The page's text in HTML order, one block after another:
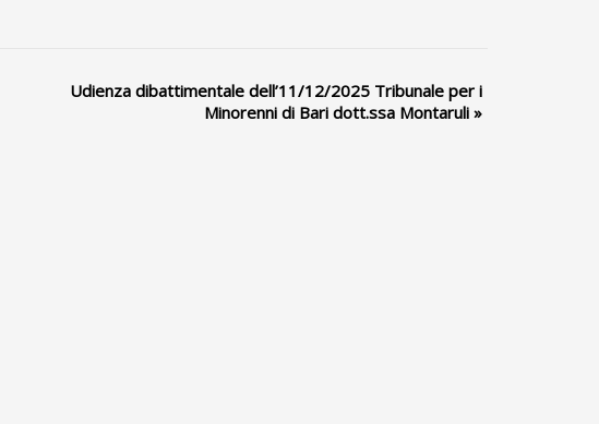
Udienza dibattimentale dell’11/12/2025 Tribunale per i
Minorenni di Bari dott.ssa Montaruli »